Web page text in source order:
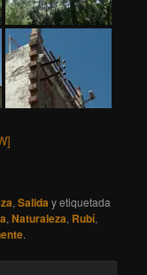
,Salida y etiquetada
,Naturaleza, Rubí,
.